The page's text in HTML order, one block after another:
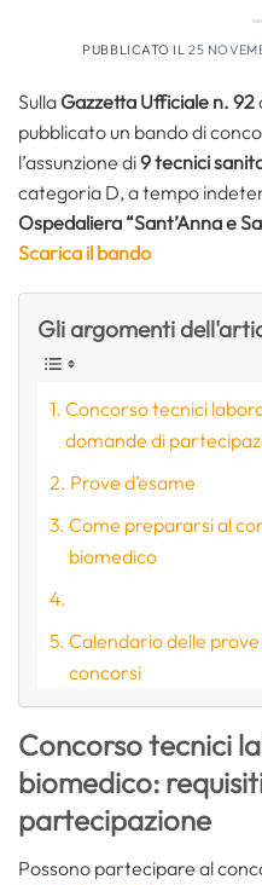
PUBBLICATO IL25
Sulla Gazzetta Ufficiale n. 92
pubblicato un bando di
l’assunzione di9tecnici
categoria D, a tempo
Ospedaliera “Sant’Anna e
Scarica il bando
Gli argomenti
Concorso tecnici
domande di
Prove d’esame
Come prepararsi al
biomedico
Calendario delle
concorsi
Concorso tecnici
biomedico:
partecipazione
Possono partecipare al